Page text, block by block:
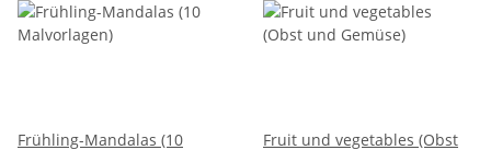
Frühling-Mandalas (10
Fruit und vegetables (Obst